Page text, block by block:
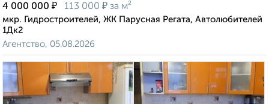
4 000 000 ₽ 113 000 ₽ за м²
мкр. Гидростроителей, ЖК Парусная Регата, Автолюбителей
1Дк2
Агентство, 05.08.2026